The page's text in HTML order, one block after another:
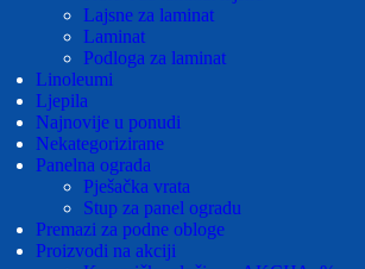
Lajsne za laminat
Laminat
Podloga za laminat
Linoleumi
Ljepila
Najnovije u ponudi
Nekategorizirane
Panelna ograda
Pješačka vrata
Stup za panel ogradu
Premazi za podne obloge
Proizvodi na akciji